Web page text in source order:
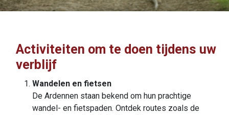
Activiteiten om te doen tijdens uw
verblijf
Wandelen en fietsen
De Ardennen staan bekend om hun prachtige
wandel- en fietspaden. Ontdek routes zoals de